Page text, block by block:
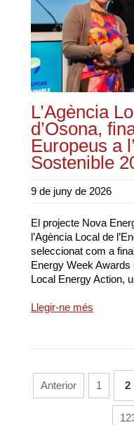
L’Agència
d’Osona,
Europeus a
Sostenible
9 de juny de 2026
El projecte Nova
l’Agència Local de
seleccionat com a
Energy Week
Local Energy Action,
Llegir-ne més
Anterior 1 2